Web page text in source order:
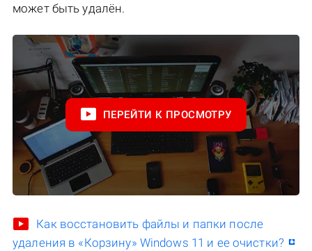
может быть удалён.
ПЕРЕЙТИ К ПРОСМОТРУ
Как восстановить файлы и папки после
удаления в «Корзину» Windows 11 и ее очистки?